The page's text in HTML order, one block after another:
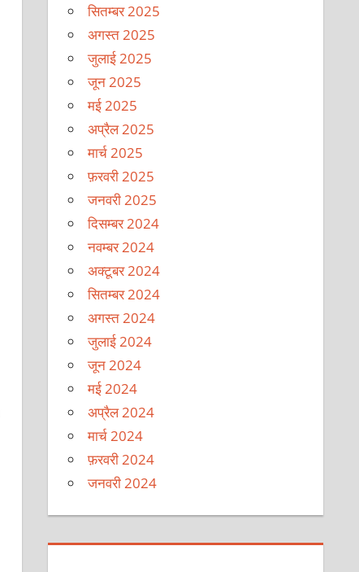
सितम्बर 2025
अगस्त 2025
जुलाई 2025
जून 2025
मई 2025
अप्रैल 2025
मार्च 2025
फ़रवरी 2025
जनवरी 2025
दिसम्बर 2024
नवम्बर 2024
अक्टूबर 2024
सितम्बर 2024
अगस्त 2024
जुलाई 2024
जून 2024
मई 2024
अप्रैल 2024
मार्च 2024
फ़रवरी 2024
जनवरी 2024